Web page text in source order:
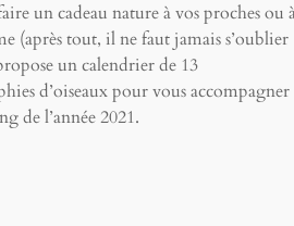
un cadeau nature à vos proches ou
(après tout, il ne faut jamais s’oublier
un calendrier de 13
d’oiseaux pour vous accompagner
de l’année 2021.